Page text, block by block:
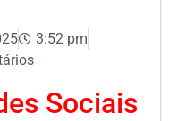
3:52 pm
Sociais